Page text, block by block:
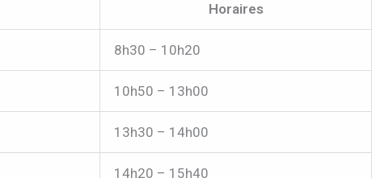
Horaires
8h30 – 10h20
10h50 – 13h00
13h30 – 14h00
14h20 – 15h40